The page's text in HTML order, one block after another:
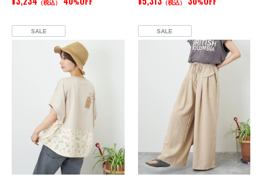
（税込） % （税込） %
SALE SALE